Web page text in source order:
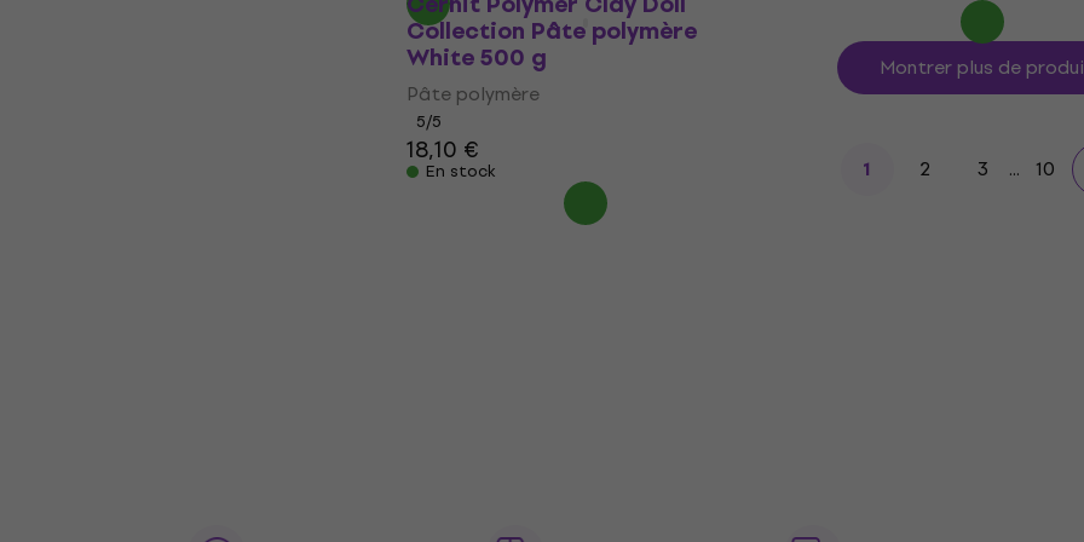
Collection Pâte polymère
White 500 g
Pâte polymère
5/5
18,10 €
En stock
Montrer plus de
1 2 3 ... 10